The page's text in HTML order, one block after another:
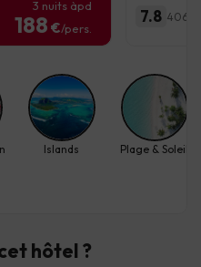
3 nuits àpd
188 €/pers.
7.8 406
Islands Plage & Soleil
hôtel ?